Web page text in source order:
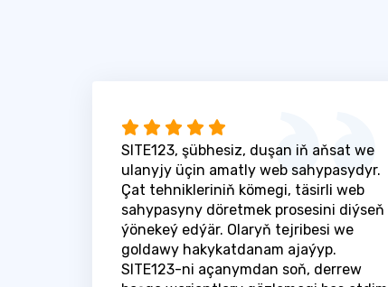
SITE123, şübhesiz, duşan iň aňsat we
ulanyjy üçin amatly web sahypasydyr.
Çat tehnikleriniň kömegi, täsirli web
sahypasyny döretmek prosesini diýseň
ýönekeý edýär. Olaryň tejribesi we
goldawy hakykatdanam ajaýyp.
SITE123-ni açanymdan soň, derrew